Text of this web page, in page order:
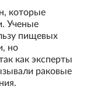
которые
Ученые
пищевых
но
как эксперты
раковые